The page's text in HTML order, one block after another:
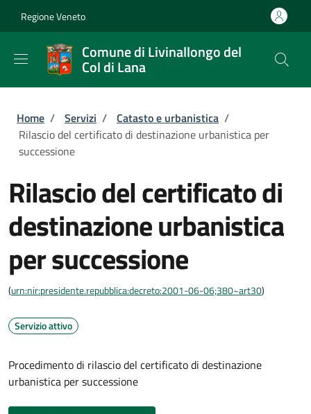
Regione Veneto
Comune di Livinallongo del
Col di Lana
Briciole di pane
Home / Servizi / Catasto e urbanistica /
Rilascio del certificato di destinazione urbanistica per
successione
Rilascio del certificato di
destinazione urbanistica
per successione
(urn:nir:presidente.repubblica:decreto:2001-06-06;380~art30)
Servizio attivo
Procedimento di rilascio del certificato di destinazione
urbanistica per successione